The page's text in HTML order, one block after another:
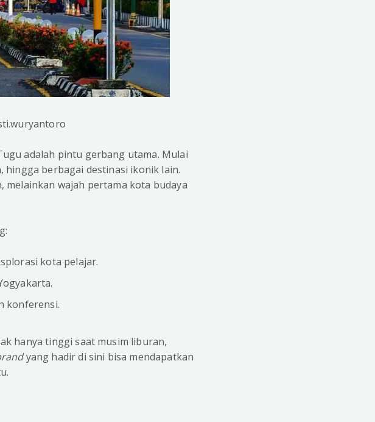
adalah pintu gerbang utama. Mulai
berbagai destinasi ikonik lain.
wajah pertama kota budaya
kota pelajar.
konferensi.
hanya tinggi saat musim liburan,
yang hadir di sini bisa mendapatkan